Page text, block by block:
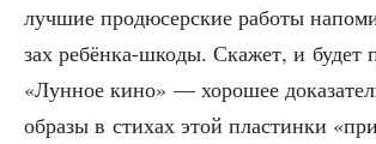
луч­шие про­дю­сер­ские рабо­ты
зах ребён­ка-шко­ды. Ска­жет, и будет
«Лун­ное кино» — хоро­шее
обра­зы в сти­хах этой пла­стин­ки